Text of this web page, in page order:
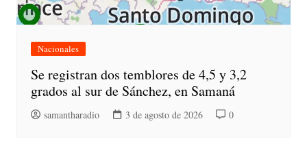
Nacionales
Se registran dos temblores de 4,5 y 3,2
grados al sur de Sánchez, en Samaná
samantharadio 3 de agosto de 2026 0